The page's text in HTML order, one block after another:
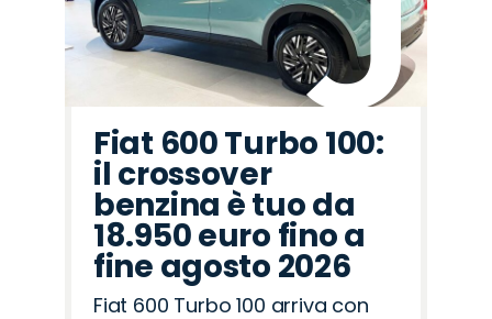
Fiat 600 Turbo 100:
il crossover
benzina è tuo da
18.950 euro fino a
fine agosto 2026
Fiat 600 Turbo 100 arriva con